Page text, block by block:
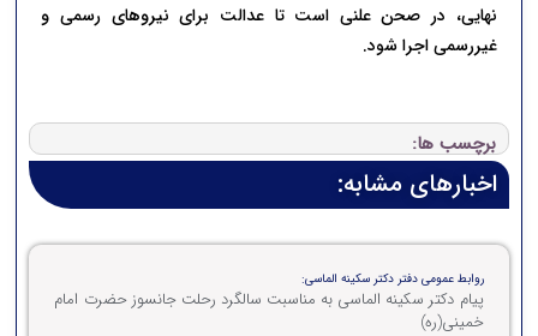
نهایی، در صحن علنی است تا عدالت برای نیروهای رسمی و
غیررسمی اجرا شود.
برچسب ها:
اخبارهای مشابه:
روابط عمومی دفتر دکتر سکینه الماسی:
پیام دکتر سکینه الماسی به مناسبت سالگرد رحلت جانسوز حضرت امام
خمینی(ره)